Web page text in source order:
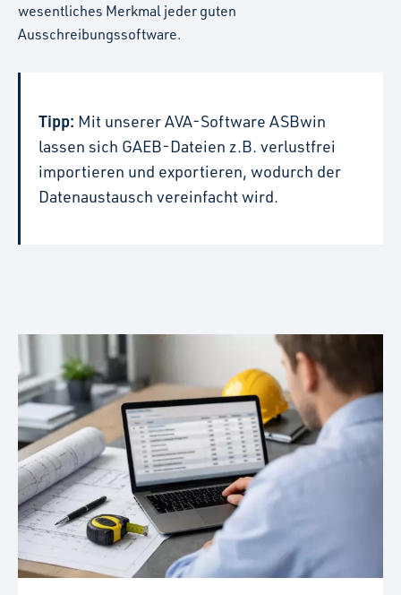
wesentliches Merkmal jeder guten
Ausschreibungssoftware.
Tipp: Mit unserer AVA-Software ASBwin
lassen sich GAEB-Dateien z.B. verlustfrei
importieren und exportieren, wodurch der
Datenaustausch vereinfacht wird.